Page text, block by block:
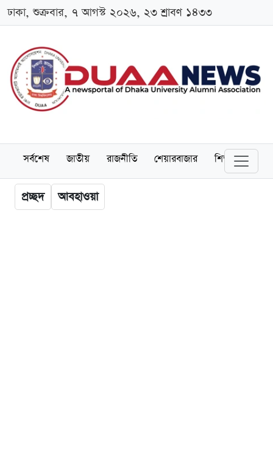
ঢাকা, শুক্রবার, ৭ আগস্ট ২০২৬, ২৩ শ্রাবণ ১৪৩৩
সর্বশেষ জাতীয় রাজনীতি শেয়ারবাজার শিক্ষা
প্রচ্ছদ আবহাওয়া